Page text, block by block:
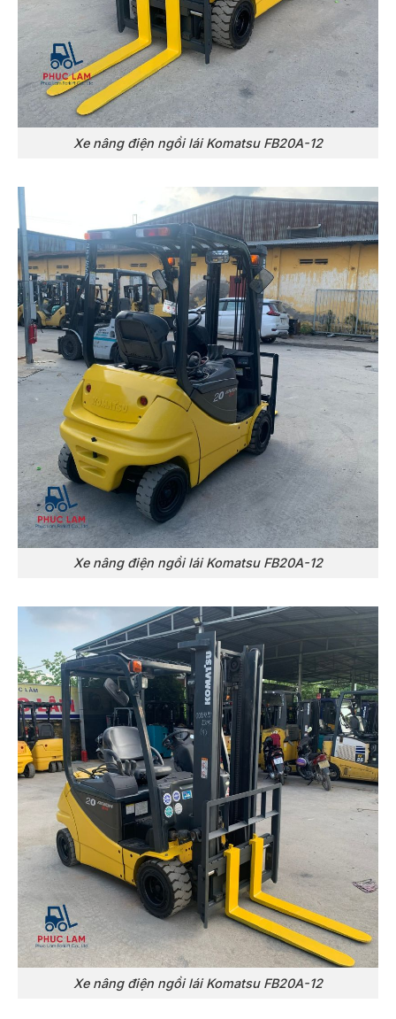
Xe nâng điện ngồi lái Komatsu FB20A-12
Xe nâng điện ngồi lái Komatsu FB20A-12
Xe nâng điện ngồi lái Komatsu FB20A-12